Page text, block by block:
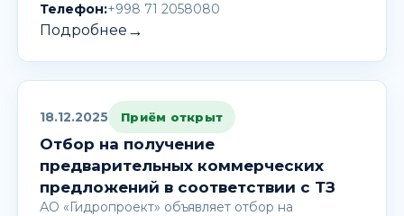
Телефон:+998 71 2058080
Подробнее →
18.12.2025 Приём открыт
Отбор на получение
предварительных коммерческих
предложений в соответствии с ТЗ
АО «Гидропроект» объявляет отбор на